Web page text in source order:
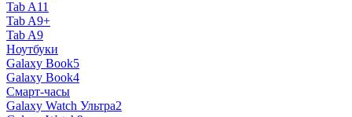
Tab A11
Tab A9+
Tab A9
Ноутбуки
Galaxy Book5
Galaxy Book4
Смарт-часы
Galaxy Watch Ультра2